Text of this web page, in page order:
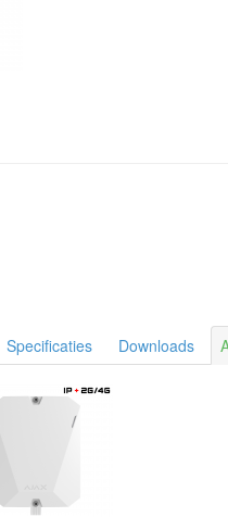
Specificaties Downloads